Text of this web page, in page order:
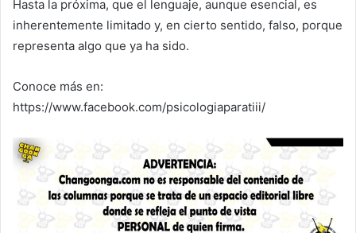
Hasta la próxima, que el lenguaje, aunque esencial, es
inherentemente limitado y, en cierto sentido, falso, porque
representa algo que ya ha sido.
Conoce más en:
https://www.facebook.com/psicologiaparatiii/